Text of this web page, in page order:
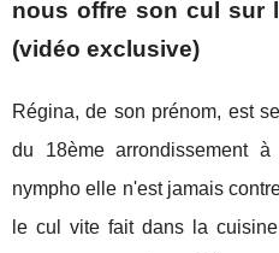
nous offre son cul sur
(vidéo exclusive)
Régina, de son prénom, est
du 18ème arrondissement
nympho elle n'est jamais
le cul vite fait dans la